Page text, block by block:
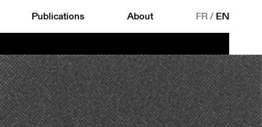
Publications About FR/ EN